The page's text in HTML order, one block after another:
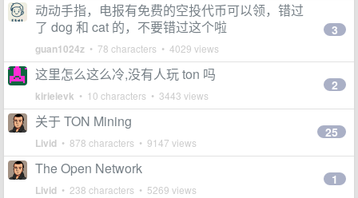
动动手指，电报有免费的空投代币可以领，错过
了 dog 和 cat 的，不要错过这个啦
guan1024z • 78 characters • 4029 views
3
这里怎么这么冷,没有人玩 ton 吗
kirieievk • 10 characters • 3443 views
2
关于 TON Mining
Livid • 878 characters • 9147 views
25
The Open Network
Livid • 238 characters • 5269 views
1